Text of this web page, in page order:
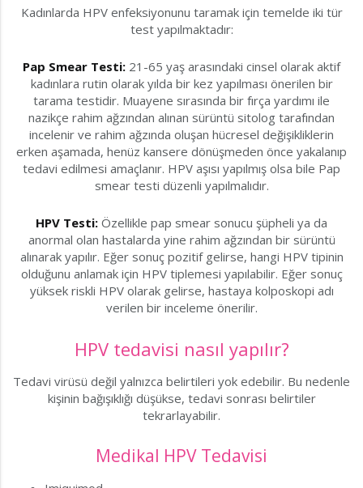
Kadınlarda HPV enfeksiyonunu taramak için temelde iki tür
test yapılmaktadır:
Pap Smear Testi: 21-65 yaş arasındaki cinsel olarak aktif
kadınlara rutin olarak yılda bir kez yapılması önerilen bir
tarama testidir. Muayene sırasında bir fırça yardımı ile
nazikçe rahim ağzından alınan sürüntü sitolog tarafından
incelenir ve rahim ağzında oluşan hücresel değişikliklerin
erken aşamada, henüz kansere dönüşmeden önce yakalanıp
tedavi edilmesi amaçlanır. HPV aşısı yapılmış olsa bile Pap
smear testi düzenli yapılmalıdır.
HPV Testi: Özellikle pap smear sonucu şüpheli ya da
anormal olan hastalarda yine rahim ağzından bir sürüntü
alınarak yapılır. Eğer sonuç pozitif gelirse, hangi HPV tipinin
olduğunu anlamak için HPV tiplemesi yapılabilir. Eğer sonuç
yüksek riskli HPV olarak gelirse, hastaya kolposkopi adı
verilen bir inceleme önerilir.
HPV tedavisi nasıl yapılır?
Tedavi virüsü değil yalnızca belirtileri yok edebilir. Bu nedenle
kişinin bağışıklığı düşükse, tedavi sonrası belirtiler
tekrarlayabilir.
Medikal HPV Tedavisi